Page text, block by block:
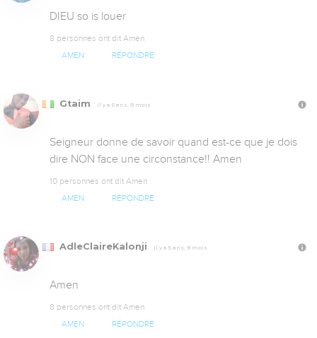
DIEU so is louer
8 personnes ont dit Amen
AMEN RÉPONDRE
Gtaim Il y a 5 ans, 9 mois
Seigneur donne de savoir quand est-ce que je dois
dire NON face une circonstance!! Amen
10 personnes ont dit Amen
AMEN RÉPONDRE
AdleClaireKalonji Il y a 5 ans, 9 mois
Amen
8 personnes ont dit Amen
AMEN RÉPONDRE